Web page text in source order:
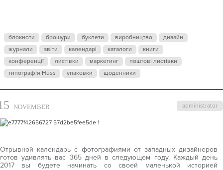
2017
блокноти брошури буклети виробництво
дизайн
журнали
звіти календарі каталоги
книги
конференції
листівки маркетинг
поштові листівки
типографія Huss
упаковки щоденники
administrator
NOVEMBER
Отрывной календарь с фотографиями от западных дизайнеров
готов удивлять вас 365 дней в следующем году. Каждый день
2017 вы будете начинать со своей маленькой историей